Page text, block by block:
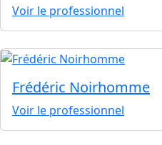
Voir le professionnel
Frédéric Noirhomme
Voir le professionnel